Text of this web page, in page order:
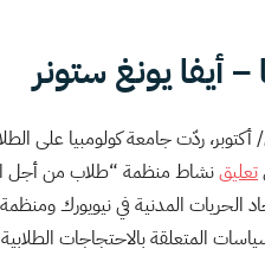
أيفا يونغ ستونر
ردّت جامعة كولومبيا على
تعليقنشاط منظمة “طلاب من أجل
الحريات المدنية في نيويورك
المتعلقة بالاحتجاجات